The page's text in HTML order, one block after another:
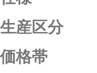
生産区分
価格帯